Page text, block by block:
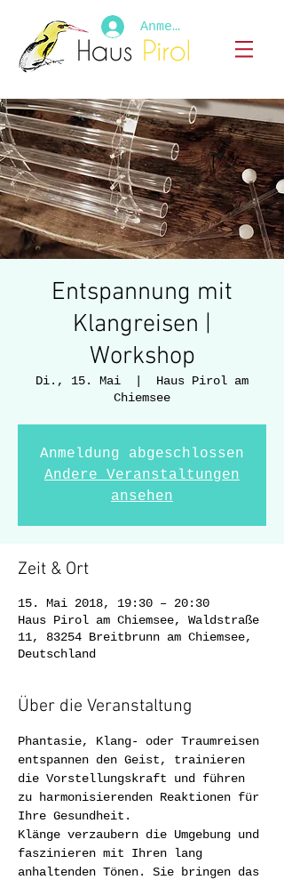
Anmelden
Entspannung mit
Klangreisen |
Workshop
Di., 15. Mai
Haus Pirol am
Chiemsee
Anmeldung abgeschlossen
Andere Veranstaltungen
ansehen
Zeit & Ort
15. Mai 2018, 19:30 – 20:30
Haus Pirol am Chiemsee, Waldstraße
11, 83254 Breitbrunn am Chiemsee,
Deutschland
Über die Veranstaltung
Phantasie, Klang- oder Traumreisen
entspannen den Geist, trainieren
die Vorstellungskraft und führen
zu harmonisierenden Reaktionen für
Ihre Gesundheit.
Klänge verzaubern die Umgebung und
faszinieren mit Ihren lang
anhaltenden Tönen. Sie bringen das